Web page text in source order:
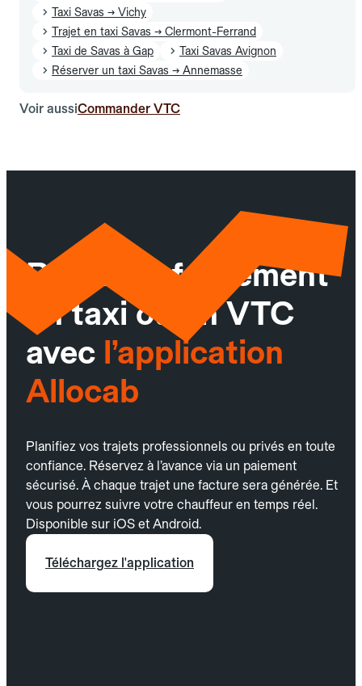
Taxi Savas → Vichy
Trajet en taxi Savas → Clermont-Ferrand
Taxi de Savas à Gap
Taxi Savas Avignon
Réserver un taxi Savas → Annemasse
Voir aussiCommander VTC
Réservez facilement
un taxi ou un VTC
avec l’application
Allocab
Planifiez vos trajets professionnels ou privés en toute
confiance. Réservez à l’avance via un paiement
sécurisé. À chaque trajet une facture sera générée. Et
vous pourrez suivre votre chauffeur en temps réel.
Disponible sur iOS et Android.
Téléchargez l'application